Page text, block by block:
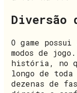
Diversão
O game
modos de
história, no
longo de
dezenas de